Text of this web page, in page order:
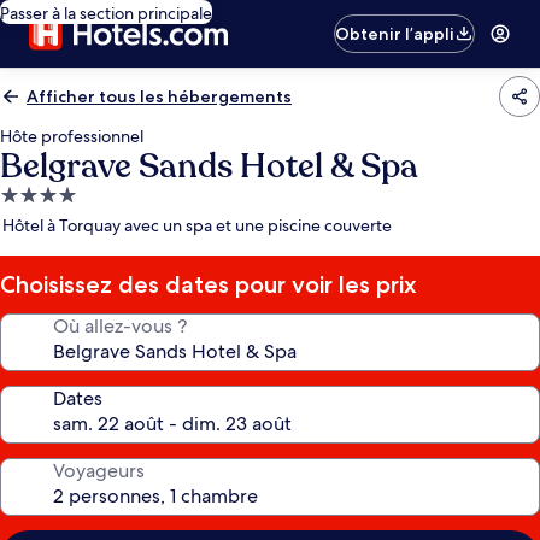
Passer à la section principale
Obtenir l’appli
Afficher tous les hébergements
Hôte professionnel
Belgrave Sands Hotel & Spa
Hébergement
4.0 étoiles
Hôtel à Torquay avec un spa et une piscine couverte
Choisissez des dates pour voir les prix
Où allez-vous ?
Dates
Voyageurs